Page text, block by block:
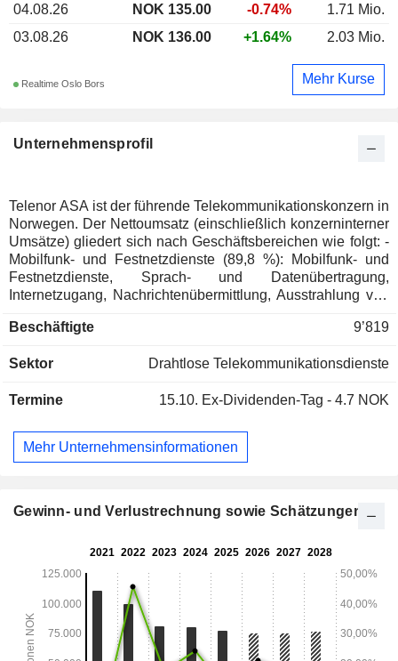
Unternehmensprofil
Telenor ASA ist der führende Telekommunikationskonzern in
Norwegen. Der Nettoumsatz (einschließlich konzerninterner
Umsätze) gliedert sich nach Geschäftsbereichen wie folgt: -
Mobilfunk- und Festnetzdienste (89,8 %): Mobilfunk- und
Festnetzdienste, Sprach- und Datenübertragung,
Internetzugang, Nachrichtenübermittlung, Ausstrahlung von
Telekommunikationsausrüstung usw.; - Verwaltung von
und Vermietung von Türmen, Masten, Gebäuden usw.; -
Zusammenschaltung zwischen Betreibern usw. Der
(34,7 %), Schweden (18,6 %), Bangladesch (17,4 %),
Finnland (17,3 %), Dänemark (8,2 %) und Sonstige (3,8 %).
Beschäftigte 9’819
Sektor Drahtlose Telekommunikationsdienste
Termine 15.10. Ex-Dividenden-Tag - 4.7 NOK
Mehr Unternehmensinformationen
04.08.26
NOK 135.00 -0.74%
1.71 Mio.
03.08.26
NOK 136.00 +1.64% 2.03 Mio.
Realtime Oslo Bors Mehr Kurse
Gewinn- und Verlustrechnung sowie Schätzungen